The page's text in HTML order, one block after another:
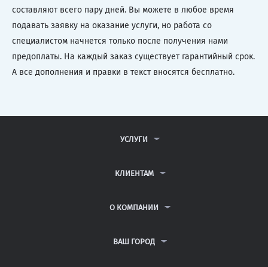
составляют всего пару дней. Вы можете в любое время
подавать заявку на оказание услуги, но работа со
специалистом начнется только после получения нами
предоплаты. На каждый заказ существует гарантийный срок.
А все дополнения и правки в текст вносятся бесплатно.
УСЛУГИ
ДИПЛОМНЫЕ РАБОТЫ
РЕФЕРАТЫ
КЛИЕНТАМ
ВОПРОСЫ И ОТВЕТЫ
ПОЛИТИКА КОНФИДЕНЦИАЛЬНОСТИ
О КОМПАНИИ
КОНТАКТЫ
ВАШ ГОРОД